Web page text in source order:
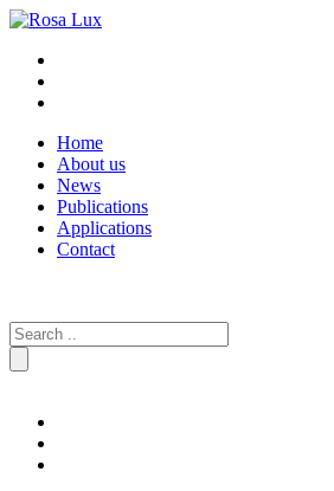
Home
About us
News
Publications
Applications
Contact
Search
for: